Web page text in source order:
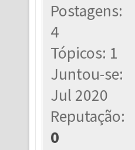
Postagens:
4
Tópicos: 1
Juntou-se:
Jul 2020
Reputação:
0